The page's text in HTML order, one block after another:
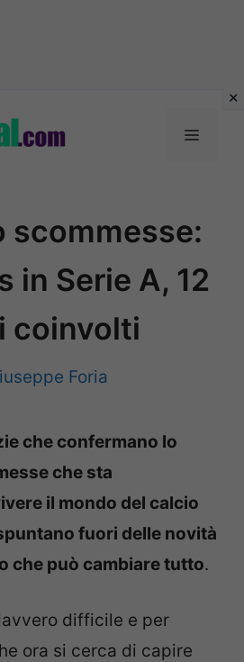
Menu
scommesse:
in Serie A, 12
coinvolti
Foria
che confermano lo
che sta
il mondo del calcio
fuori delle novità
che può cambiare tutto.
difficile e per
ora si cerca di capire